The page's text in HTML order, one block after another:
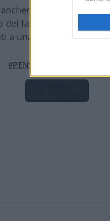
– le ipotesi
dei fatti. Tutti argomenti
a una telecamera.
#PENSIONI